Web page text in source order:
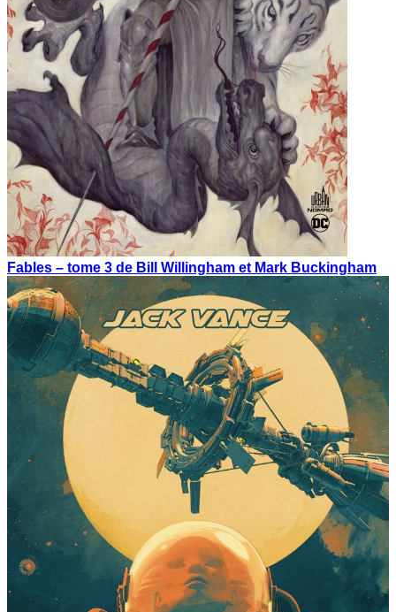
Fables – tome 3 de Bill Willingham et Mark Buckingham